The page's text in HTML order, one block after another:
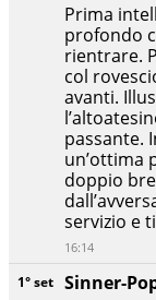
1° set Sinner-
Prima
profondo
rientrare.
col
avanti.
passante.
un’ottima
doppio
servizio e
16:14